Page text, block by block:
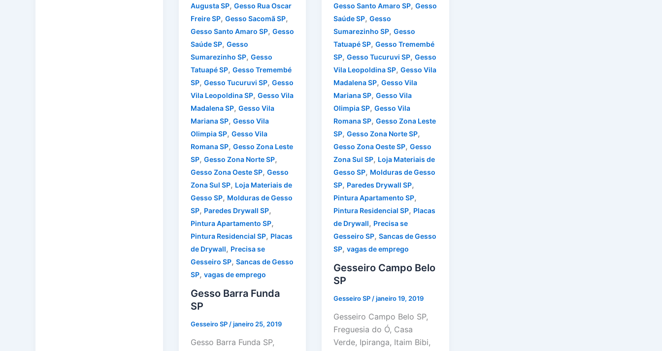
Augusta SP, Gesso Rua Oscar
Freire SP, Gesso Sacomã SP,
Gesso Santo Amaro SP, Gesso
Saúde SP, Gesso
Sumarezinho SP, Gesso
Tatuapé SP, Gesso Tremembé
SP, Gesso Tucuruvi SP, Gesso
Vila Leopoldina SP, Gesso Vila
Madalena SP, Gesso Vila
Mariana SP, Gesso Vila
Olimpia SP, Gesso Vila
Romana SP, Gesso Zona Leste
SP, Gesso Zona Norte SP,
Gesso Zona Oeste SP, Gesso
Zona Sul SP, Loja Materiais de
Gesso SP, Molduras de Gesso
SP, Paredes Drywall SP,
Pintura Apartamento SP,
Pintura Residencial SP, Placas
de Drywall, Precisa se
Gesseiro SP, Sancas de Gesso
SP, vagas de emprego
Gesso Barra Funda
SP
Gesseiro SP /janeiro 25, 2019
Gesso Barra Funda SP,
Gesso Santo Amaro SP,Gesso
Saúde SP,Gesso
Sumarezinho SP,Gesso
Tatuapé SP,Gesso Tremembé
SP,Gesso Tucuruvi SP,Gesso
Vila Leopoldina SP,Gesso Vila
Madalena SP,Gesso Vila
Mariana SP,Gesso Vila
Olimpia SP,Gesso Vila
Romana SP,Gesso Zona Leste
SP,Gesso Zona Norte SP,
Gesso Zona Oeste SP,Gesso
Zona Sul SP, Loja Materiais de
Gesso SP, Molduras de Gesso
SP, Paredes Drywall SP,
Pintura Apartamento SP,
Pintura Residencial SP, Placas
de Drywall, Precisa se
Gesseiro SP,Sancas de Gesso
SP,vagas de emprego
Gesseiro Campo Belo
SP
Gesseiro SP /janeiro 19, 2019
Gesseiro Campo Belo SP,
Freguesia do Ó, Casa
Verde, Ipiranga, Itaim Bibi,